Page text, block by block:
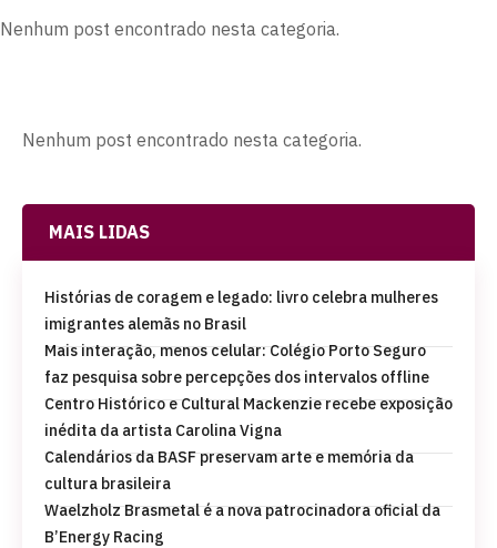
Nenhum post encontrado nesta categoria.
Nenhum post encontrado nesta categoria.
MAIS LIDAS
Histórias de coragem e legado: livro celebra mulheres
imigrantes alemãs no Brasil
Mais interação, menos celular: Colégio Porto Seguro
faz pesquisa sobre percepções dos intervalos offline
Centro Histórico e Cultural Mackenzie recebe exposição
inédita da artista Carolina Vigna
Calendários da BASF preservam arte e memória da
cultura brasileira
Waelzholz Brasmetal é a nova patrocinadora oficial da
B’Energy Racing